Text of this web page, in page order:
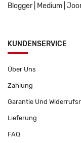
Blogger
Medium
KUNDENSERVICE
Über Uns
Zahlung
Garantie Und
Lieferung
FAQ